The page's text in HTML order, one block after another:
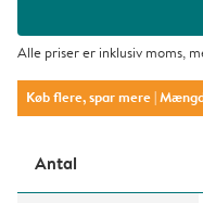
Alle priser er inklusiv moms,
Køb flere, spar mere|
Antal